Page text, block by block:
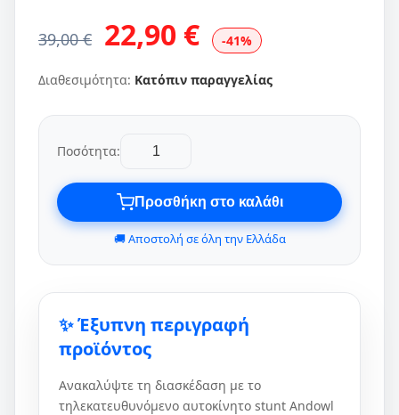
39,00 € 22,90 € -41%
Διαθεσιμότητα: Κατόπιν παραγγελίας
Ποσότητα:
Προσθήκη στο καλάθι
🚚 Αποστολή σε όλη την Ελλάδα
✨ Έξυπνη περιγραφή
προϊόντος
Ανακαλύψτε τη διασκέδαση με το
τηλεκατευθυνόμενο αυτοκίνητο stunt Andowl